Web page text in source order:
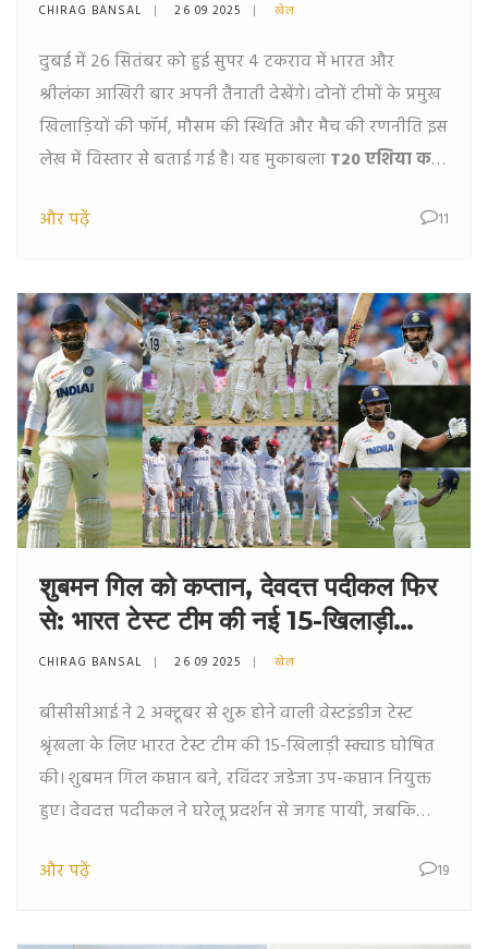
CHIRAG BANSAL 26 09 2025 खेल
दुबई में 26 सितंबर को हुई सुपर 4 टकराव में भारत और
श्रीलंका आखिरी बार अपनी तैनाती देखेंगे। दोनों टीमों के प्रमुख
खिलाड़ियों की फॉर्म, मौसम की स्थिति और मैच की रणनीति इस
लेख में विस्तार से बताई गई है। यह मुकाबलाT20 एशिया कप
और पढ़ें
11
शुबमन गिल को कप्तान, देवदत्त पदीकल फिर
से: भारत टेस्ट टीम की नई 15-खिलाड़ी
स्क्वाड वेस्टइंडीज टेस्ट के लिए
CHIRAG BANSAL 26 09 2025 खेल
बीसीसीआई ने 2 अक्टूबर से शुरू होने वाली वेस्टइंडीज टेस्ट
श्रृंखला के लिए भारत टेस्ट टीम की 15-खिलाड़ी स्क्वाड घोषित
की। शुबमन गिल कप्तान बने, रविंदर जडेजा उप-कप्तान नियुक्त
हुए। देवदत्त पदीकल ने घरेलू प्रदर्शन से जगह पायी, जबकि
कारण और टीम की रणनीति पर बताया गया है।
और पढ़ें 19